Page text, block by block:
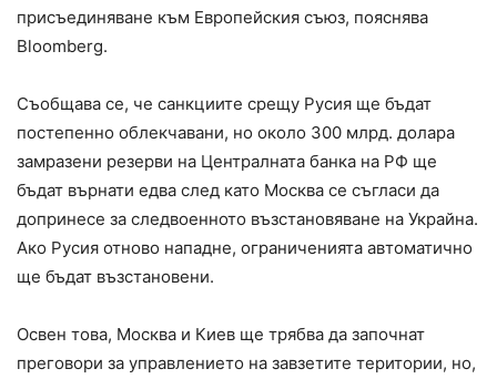
присъединяване към Европейския съюз, пояснява
Bloomberg.
Съобщава се, че санкциите срещу Русия ще бъдат
постепенно облекчавани, но около 300 млрд. долара
замразени резерви на Централната банка на РФ ще
бъдат върнати едва след като Москва се съгласи да
допринесе за следвоенното възстановяване на Украйна.
Ако Русия отново нападне, ограниченията автоматично
ще бъдат възстановени.
Освен това, Москва и Киев ще трябва да започнат
преговори за управлението на завзетите територии, но,